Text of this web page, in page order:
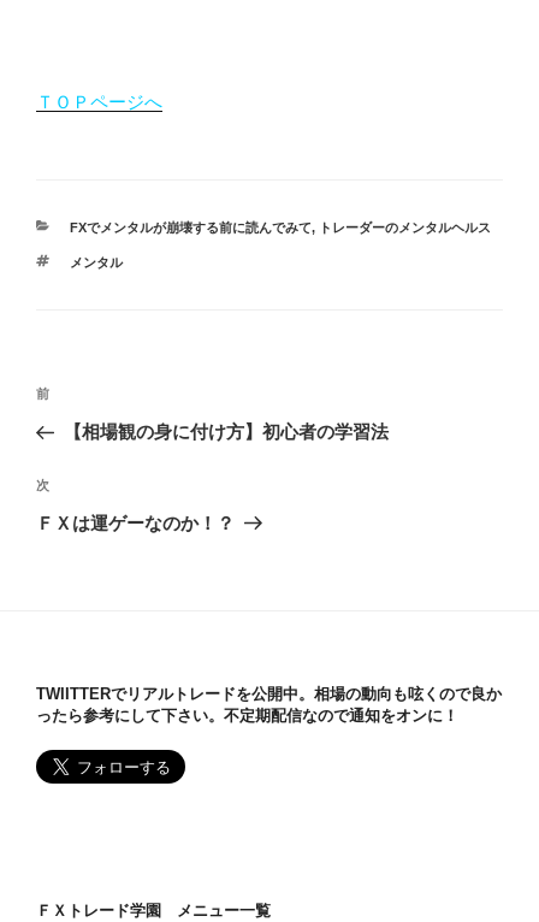
ＴＯＰページへ
カ
ゴ
FXでメンタルが崩壊する前に読んでみて, トレーダーのメンタルヘルス
タ
メンタル
投
ビ
ゲ
過
去
投
稿
前
【相場観の身に付け方】初心者の学習法
次
の
次
ＦＸは運ゲーなのか！？
TWIITTERでリアルトレードを公開中。相場の動向も呟くので良か
ったら参考にして下さい。不定期配信なので通知をオンに！
ＦＸトレード学園 メニュー一覧